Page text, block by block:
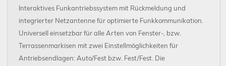
Interaktives Funkantriebssystem mit Rückmeldung und
integrierter Netzantenne für optimierte Funkkommunikation.
Universell einsetzbar für alle Arten von Fenster-, bzw.
Terrassenmarkisen mit zwei Einstellmöglichkeiten für
Antriebsendlagen: Auto/Fest bzw. Fest/Fest. Die